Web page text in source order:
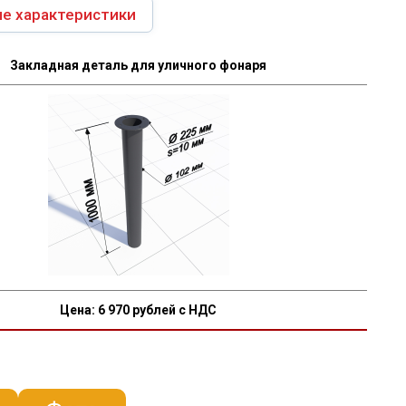
характеристики
Закладная деталь для уличного фонаря
Цена: 6 970 рублей с НДС